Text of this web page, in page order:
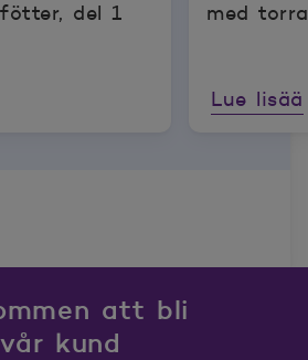
del 1
med
Lue lisää
att bli
vår kund